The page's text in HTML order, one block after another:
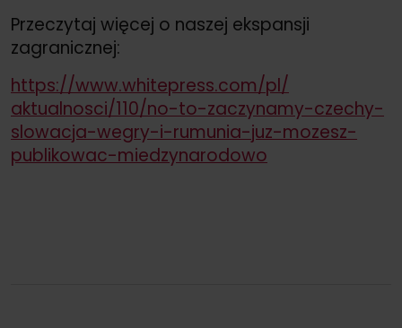
Przeczytaj więcej o naszej ekspansji
zagranicznej:
https://www.whitepress.com/pl/
aktualnosci/110/no-to-zaczynamy-czechy-
slowacja-wegry-i-rumunia-juz-mozesz-
publikowac-miedzynarodowo